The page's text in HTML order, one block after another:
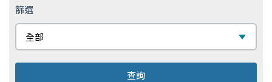
篩選
全部
查詢